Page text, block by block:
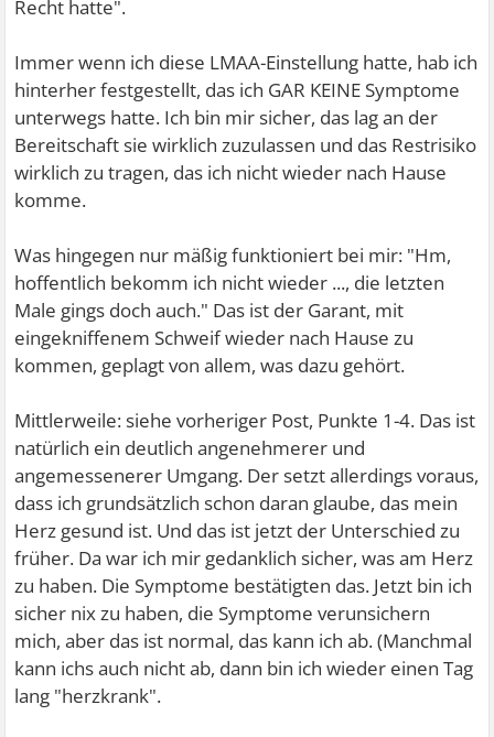
Recht hatte".
Immer wenn ich diese LMAA-Einstellung hatte, hab ich
hinterher festgestellt, das ich GAR KEINE Symptome
unterwegs hatte. Ich bin mir sicher, das lag an der
Bereitschaft sie wirklich zuzulassen und das Restrisiko
wirklich zu tragen, das ich nicht wieder nach Hause
komme.
Was hingegen nur mäßig funktioniert bei mir: "Hm,
hoffentlich bekomm ich nicht wieder ..., die letzten
Male gings doch auch." Das ist der Garant, mit
eingekniffenem Schweif wieder nach Hause zu
kommen, geplagt von allem, was dazu gehört.
Mittlerweile: siehe vorheriger Post, Punkte 1-4. Das ist
natürlich ein deutlich angenehmerer und
angemessenerer Umgang. Der setzt allerdings voraus,
dass ich grundsätzlich schon daran glaube, das mein
Herz gesund ist. Und das ist jetzt der Unterschied zu
früher. Da war ich mir gedanklich sicher, was am Herz
zu haben. Die Symptome bestätigten das. Jetzt bin ich
sicher nix zu haben, die Symptome verunsichern
mich, aber das ist normal, das kann ich ab. (Manchmal
kann ichs auch nicht ab, dann bin ich wieder einen Tag
lang "herzkrank".